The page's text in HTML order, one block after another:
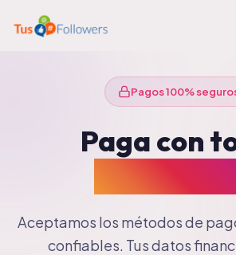
Pagos 100%
Paga con
Aceptamos los métodos de
confiables. Tus datos